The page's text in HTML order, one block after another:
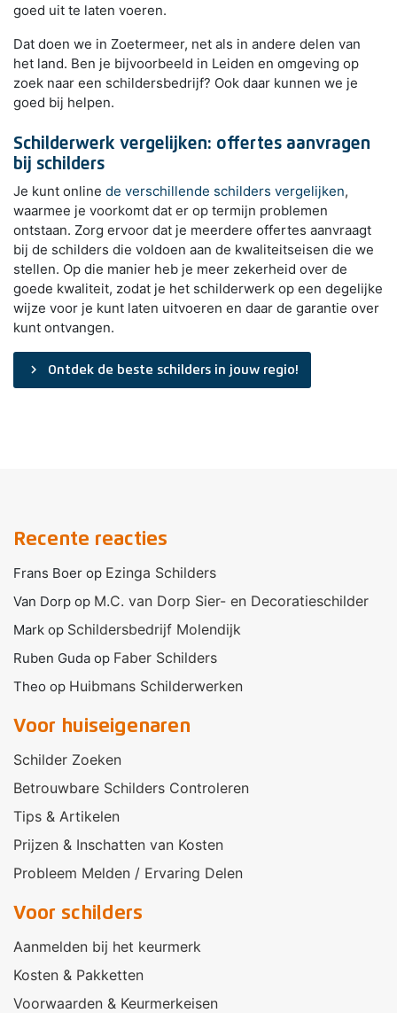
goed uit te laten voeren.
Dat doen we in Zoetermeer, net als in andere delen van
het land. Ben je bijvoorbeeld in Leiden en omgeving op
zoek naar een schildersbedrijf? Ook daar kunnen we je
goed bij helpen.
Schilderwerk vergelijken: offertes aanvragen
bij schilders
Je kunt online de verschillende schilders vergelijken,
waarmee je voorkomt dat er op termijn problemen
ontstaan. Zorg ervoor dat je meerdere offertes aanvraagt
bij de schilders die voldoen aan de kwaliteitseisen die we
stellen. Op die manier heb je meer zekerheid over de
goede kwaliteit, zodat je het schilderwerk op een degelijke
wijze voor je kunt laten uitvoeren en daar de garantie over
kunt ontvangen.
navigate_next Ontdek de beste schilders in jouw regio!
Recente reacties
Frans Boer op Ezinga Schilders
Van Dorp op M.C. van Dorp Sier- en Decoratieschilder
Mark op Schildersbedrijf Molendijk
Ruben Guda op Faber Schilders
Theo op Huibmans Schilderwerken
Voor huiseigenaren
Schilder Zoeken
Betrouwbare Schilders Controleren
Tips & Artikelen
Prijzen & Inschatten van Kosten
Probleem Melden / Ervaring Delen
Voor schilders
Aanmelden bij het keurmerk
Kosten & Pakketten
Voorwaarden & Keurmerkeisen